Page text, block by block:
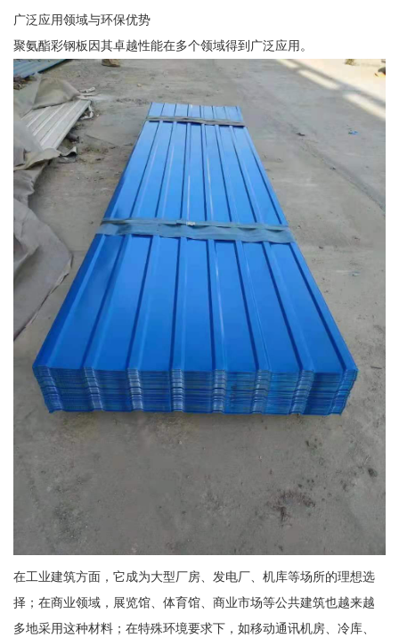
广泛应用领域与环保优势
聚氨酯彩钢板因其卓越性能在多个领域得到广泛应用。
在工业建筑方面，它成为大型厂房、发电厂、机库等场所的理想选
择；在商业领域，展览馆、体育馆、商业市场等公共建筑也越来越
多地采用这种材料；在特殊环境要求下，如移动通讯机房、冷库、